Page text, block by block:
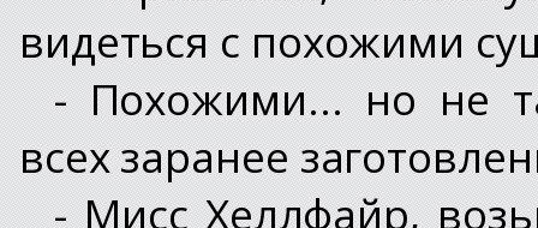
видеться с похожими
- Похожими... но не
всех заранее
- Мисс Хеллфайр,